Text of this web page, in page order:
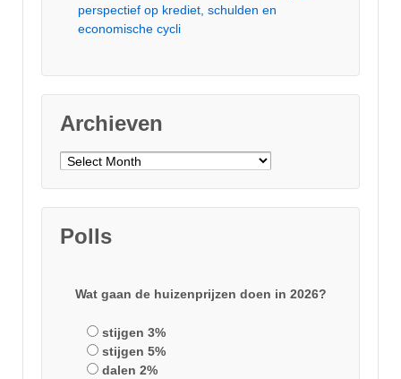
perspectief op krediet, schulden en
economische cycli
Archieven
Archieven
Polls
Wat gaan de huizenprijzen doen in 2026?
stijgen 3%
stijgen 5%
dalen 2%